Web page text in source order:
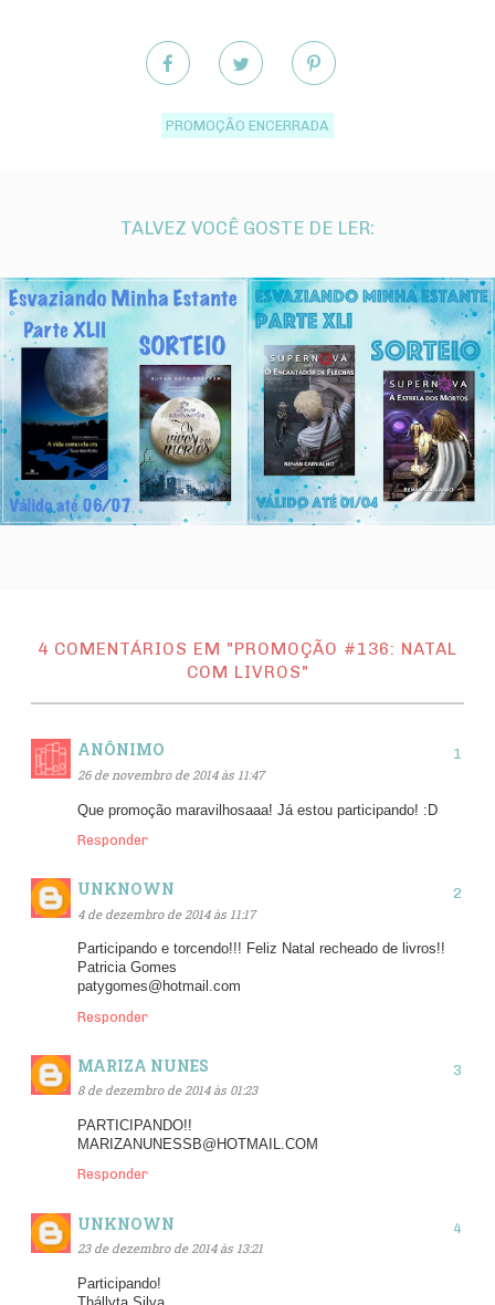
PROMOÇÃO ENCERRADA
TALVEZ VOCÊ GOSTE DE LER:
4 COMENTÁRIOS EM "PROMOÇÃO #136: NATAL
COM LIVROS"
ANÔNIMO
26 de novembro de 2014 às 11:47
Que promoção maravilhosaaa! Já estou participando! :D
Responder
UNKNOWN
4 de dezembro de 2014 às 11:17
Participando e torcendo!!! Feliz Natal recheado de livros!!
Patricia Gomes
patygomes@hotmail.com
Responder
MARIZA NUNES
8 de dezembro de 2014 às 01:23
PARTICIPANDO!!
MARIZANUNESSB@HOTMAIL.COM
Responder
UNKNOWN
23 de dezembro de 2014 às 13:21
Participando!